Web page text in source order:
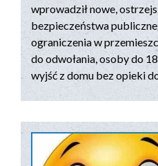
wprowadził nowe,
bezpieczeństwa
ograniczenia w
do odwołania, osoby do
wyjść z domu bez opieki